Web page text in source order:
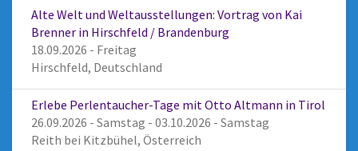
Alte Welt und Weltausstellungen: Vortrag von Kai
Brenner in Hirschfeld / Brandenburg
18.09.2026 - Freitag
Hirschfeld, Deutschland
Erlebe Perlentaucher-Tage mit Otto Altmann in Tirol
26.09.2026 - Samstag - 03.10.2026 - Samstag
Reith bei Kitzbühel, Österreich